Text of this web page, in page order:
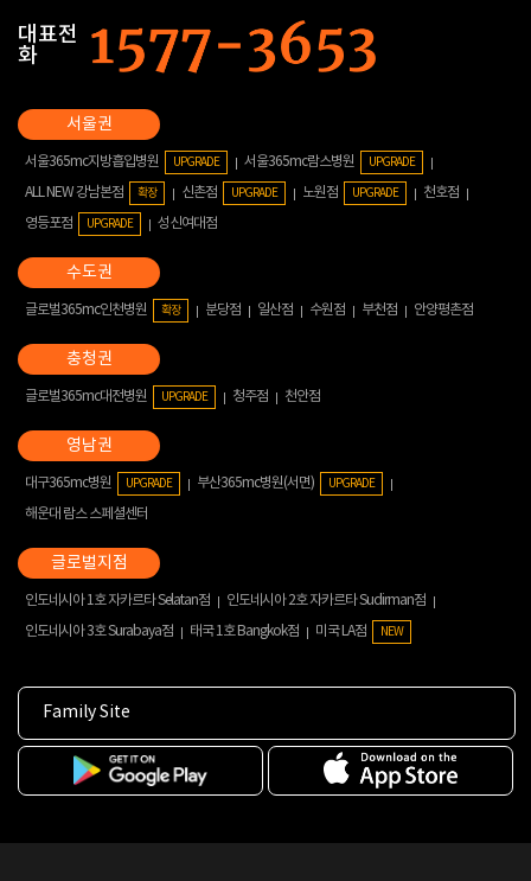
대표전
화
서울365mc지방흡입병원 UPGRADE 서울365mc람스병원 UPGRADE
ALL NEW 강남본점 확장 신촌점 UPGRADE 노원점 UPGRADE
천호점
영등포점
UPGRADE 성신여대점
글로벌365mc인천병원 확장 분당점 일산점 수원점 부천점 안양평촌점
글로벌365mc대전병원 UPGRADE 청주점 천안점
대구365mc병원 UPGRADE 부산365mc병원(서면) UPGRADE
해운대 람스 스페셜센터
인도네시아 1호 자카르타 Selatan점
인도네시아 2호 자카르타 Sudirman점
인도네시아 3호 Surabaya점
태국 1호 Bangkok점 미국 LA점 NEW
Family Site